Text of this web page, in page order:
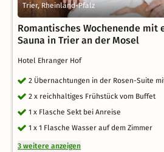
Trier, Rheinland-Pfalz
Romantisches Wochenende mit
Sauna in Trier an der Mosel
Hotel Ehranger Hof
2 Übernachtungen in der Rosen-Suite
2 x reichhaltiges Frühstück vom Buffet
1 x Flasche Sekt bei Anreise
1 x 1 Flasche Wasser auf dem Zimmer
3 weitere anzeigen